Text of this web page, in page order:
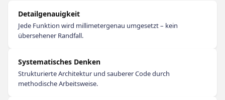
Detailgenauigkeit
Jede Funktion wird millimetergenau umgesetzt – kein
übersehener Randfall.
Systematisches Denken
Strukturierte Architektur und sauberer Code durch
methodische Arbeitsweise.